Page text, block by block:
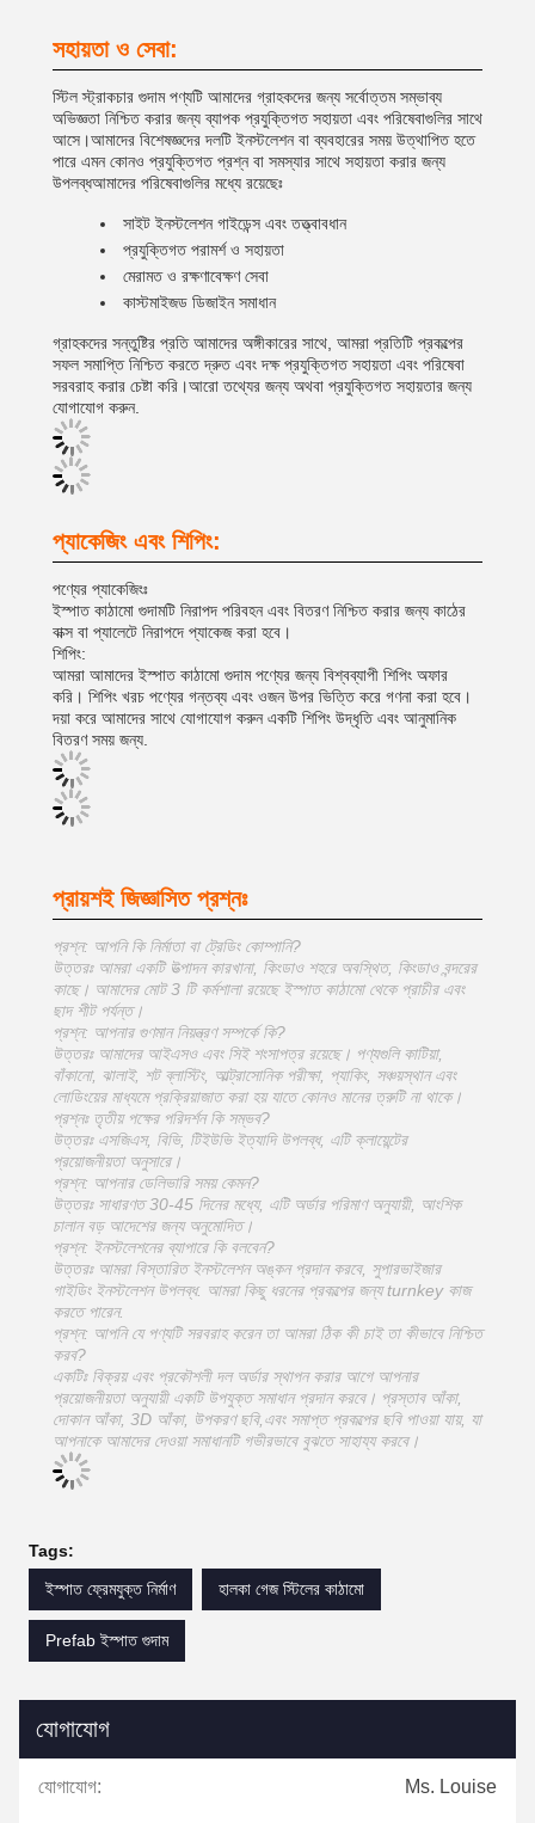
সহায়তা ও সেবা:
স্টিল স্ট্রাকচার গুদাম পণ্যটি আমাদের গ্রাহকদের জন্য সর্বোত্তম সম্ভাব্য
অভিজ্ঞতা নিশ্চিত করার জন্য ব্যাপক প্রযুক্তিগত সহায়তা এবং পরিষেবাগুলির সাথে
আসে।আমাদের বিশেষজ্ঞদের দলটি ইনস্টলেশন বা ব্যবহারের সময় উত্থাপিত হতে
পারে এমন কোনও প্রযুক্তিগত প্রশ্ন বা সমস্যার সাথে সহায়তা করার জন্য
উপলব্ধআমাদের পরিষেবাগুলির মধ্যে রয়েছেঃ
সাইট ইনস্টলেশন গাইডেন্স এবং তত্ত্বাবধান
প্রযুক্তিগত পরামর্শ ও সহায়তা
মেরামত ও রক্ষণাবেক্ষণ সেবা
কাস্টমাইজড ডিজাইন সমাধান
গ্রাহকদের সন্তুষ্টির প্রতি আমাদের অঙ্গীকারের সাথে, আমরা প্রতিটি প্রকল্পের
সফল সমাপ্তি নিশ্চিত করতে দ্রুত এবং দক্ষ প্রযুক্তিগত সহায়তা এবং পরিষেবা
সরবরাহ করার চেষ্টা করি।আরো তথ্যের জন্য অথবা প্রযুক্তিগত সহায়তার জন্য
যোগাযোগ করুন.
প্যাকেজিং এবং শিপিং:
পণ্যের প্যাকেজিংঃ
ইস্পাত কাঠামো গুদামটি নিরাপদ পরিবহন এবং বিতরণ নিশ্চিত করার জন্য কাঠের
বাক্স বা প্যালেটে নিরাপদে প্যাকেজ করা হবে।
শিপিং:
আমরা আমাদের ইস্পাত কাঠামো গুদাম পণ্যের জন্য বিশ্বব্যাপী শিপিং অফার
করি। শিপিং খরচ পণ্যের গন্তব্য এবং ওজন উপর ভিত্তি করে গণনা করা হবে।
দয়া করে আমাদের সাথে যোগাযোগ করুন একটি শিপিং উদ্ধৃতি এবং আনুমানিক
বিতরণ সময় জন্য.
প্রায়শই জিজ্ঞাসিত প্রশ্নঃ
প্রশ্ন: আপনি কি নির্মাতা বা ট্রেডিং কোম্পানি?
উত্তরঃ আমরা একটি উত্পাদন কারখানা, কিংডাও শহরে অবস্থিত, কিংডাও বন্দরের
কাছে। আমাদের মোট 3 টি কর্মশালা রয়েছে ইস্পাত কাঠামো থেকে প্রাচীর এবং
ছাদ শীট পর্যন্ত।
প্রশ্ন: আপনার গুণমান নিয়ন্ত্রণ সম্পর্কে কি?
উত্তরঃ আমাদের আইএসও এবং সিই শংসাপত্র রয়েছে। পণ্যগুলি কাটিয়া,
বাঁকানো, ঝালাই, শট ব্লাস্টিং, আল্ট্রাসোনিক পরীক্ষা, প্যাকিং, সঞ্চয়স্থান এবং
লোডিংয়ের মাধ্যমে প্রক্রিয়াজাত করা হয় যাতে কোনও মানের ত্রুটি না থাকে।
প্রশ্নঃ তৃতীয় পক্ষের পরিদর্শন কি সম্ভব?
উত্তরঃ এসজিএস, বিভি, টিইউভি ইত্যাদি উপলব্ধ, এটি ক্লায়েন্টের
প্রয়োজনীয়তা অনুসারে।
প্রশ্ন: আপনার ডেলিভারি সময় কেমন?
উত্তরঃ সাধারণত 30-45 দিনের মধ্যে, এটি অর্ডার পরিমাণ অনুযায়ী, আংশিক
চালান বড় আদেশের জন্য অনুমোদিত।
প্রশ্ন: ইনস্টলেশনের ব্যাপারে কি বলবেন?
উত্তরঃ আমরা বিস্তারিত ইনস্টলেশন অঙ্কন প্রদান করবে, সুপারভাইজার
গাইডিং ইনস্টলেশন উপলব্ধ. আমরা কিছু ধরনের প্রকল্পের জন্য turnkey কাজ
করতে পারেন.
প্রশ্ন: আপনি যে পণ্যটি সরবরাহ করেন তা আমরা ঠিক কী চাই তা কীভাবে নিশ্চিত
করব?
একটিঃ বিক্রয় এবং প্রকৌশলী দল অর্ডার স্থাপন করার আগে আপনার
প্রয়োজনীয়তা অনুযায়ী একটি উপযুক্ত সমাধান প্রদান করবে। প্রস্তাব আঁকা,
দোকান আঁকা, 3D আঁকা, উপকরণ ছবি,এবং সমাপ্ত প্রকল্পের ছবি পাওয়া যায়, যা
আপনাকে আমাদের দেওয়া সমাধানটি গভীরভাবে বুঝতে সাহায্য করবে।
Tags:
ইস্পাত ফ্রেমযুক্ত নির্মাণ
হালকা গেজ স্টিলের কাঠামো
Prefab ইস্পাত গুদাম
যোগাযোগ
যোগাযোগ: Ms. Louise